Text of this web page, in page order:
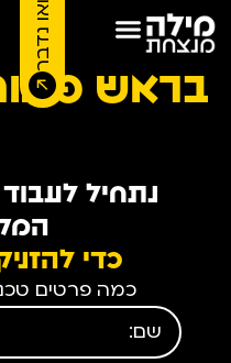
בואו נדבר
בראש
נתחיל
כדי
כמה פרטים